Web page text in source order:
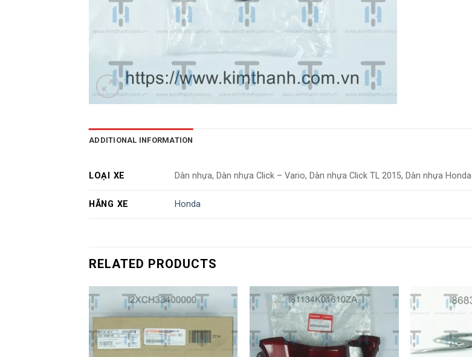
ADDITIONAL INFORMATION
LOẠI XE Dàn nhựa, Dàn nhựa Click – Vario, Dàn nhựa Click TL 2015, Dàn nhựa Honda
HÃNG XE Honda
RELATED PRODUCTS